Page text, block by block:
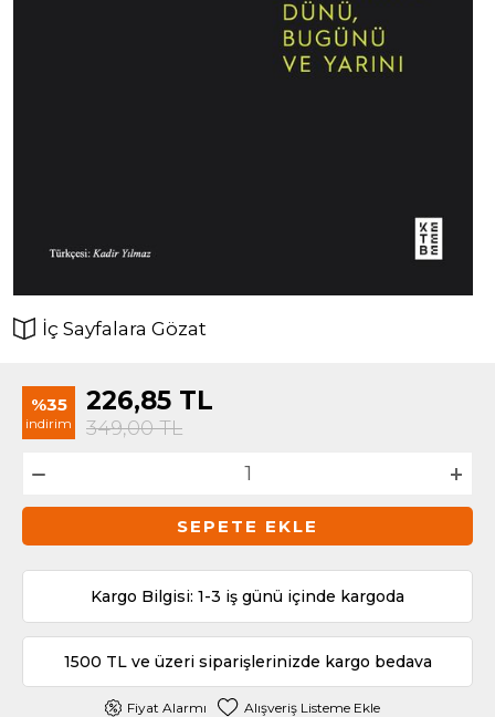
İç Sayfalara Gözat
%35
indirim
226,85 TL
349,00TL
SEPETE EKLE
Kargo Bilgisi: 1-3 iş günü içinde kargoda
1500 TL ve üzeri siparişlerinizde kargo bedava
Fiyat Alarmı Alışveriş Listeme Ekle